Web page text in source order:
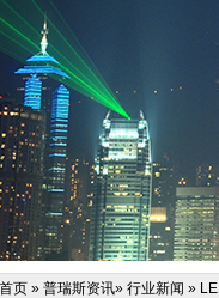
首页 » 普瑞斯资讯» 行业新闻 »